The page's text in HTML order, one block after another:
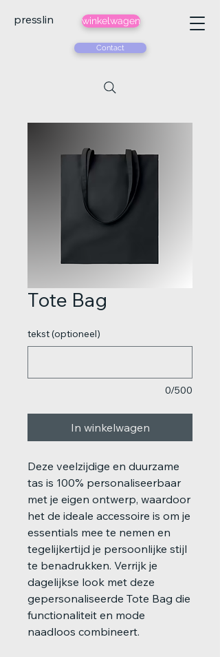
presslin winkelwagen
Contact
Tote Bag
tekst (optioneel)
0/500
In winkelwagen
Deze veelzijdige en duurzame
tas is 100% personaliseerbaar
met je eigen ontwerp, waardoor
het de ideale accessoire is om je
essentials mee te nemen en
tegelijkertijd je persoonlijke stijl
te benadrukken. Verrijk je
dagelijkse look met deze
gepersonaliseerde Tote Bag die
functionaliteit en mode
naadloos combineert.